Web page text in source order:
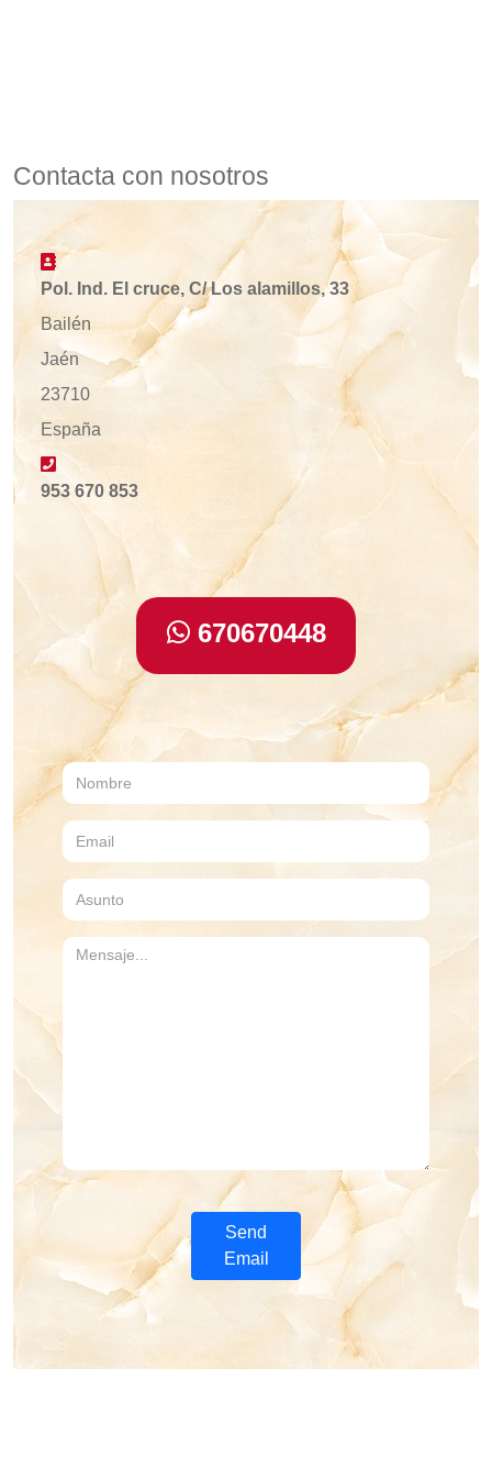
Contacta con nosotros
Address
Pol. Ind. El cruce, C/ Los alamillos, 33
Bailén
Jaén
23710
España
Phone
953 670 853
670670448
Send
Email